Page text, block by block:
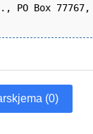
PO Box
(0)